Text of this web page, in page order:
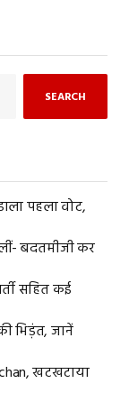
SEARCH
पहला वोट,
बदतमीजी कर
सहित कई
भिड़ंत, जानें
खटखटाया